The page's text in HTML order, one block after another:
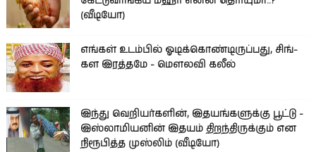
(வீடியோ)
எங்கள் உடம்பில் ஓடிக்­கொண்­டி­ருப்­பது, சிங்­
கள இரத்­தமே - மௌலவி கலீல்
இந்து வெறியர்களின், இதயங்களுக்கு பூட்டு -
இஸ்லாமியனின் இதயம் திறந்திருக்கும் என
நிரூபித்த முஸ்லிம் (வீடியோ)